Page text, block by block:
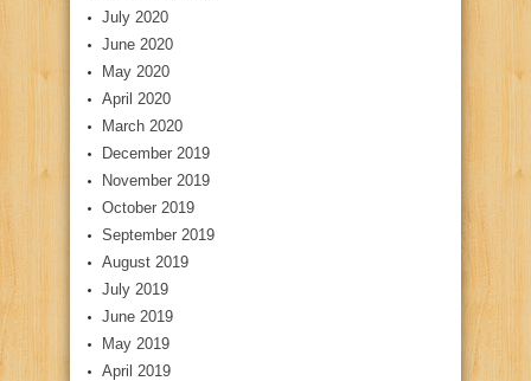
July 2020
June 2020
May 2020
April 2020
March 2020
December 2019
November 2019
October 2019
September 2019
August 2019
July 2019
June 2019
May 2019
April 2019